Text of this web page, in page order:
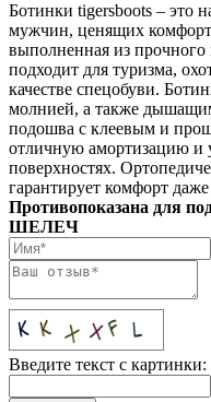
Ботинки tigersboots – это
мужчин, ценящих
выполненная из прочного
подходит для туризма,
качестве спецобуви.
молнией, а также
подошва с клеевым и
отличную амортизацию и
поверхностях.
гарантирует комфорт
Противопоказана для
ШЕЛЕЧ
Введите текст с картинки: